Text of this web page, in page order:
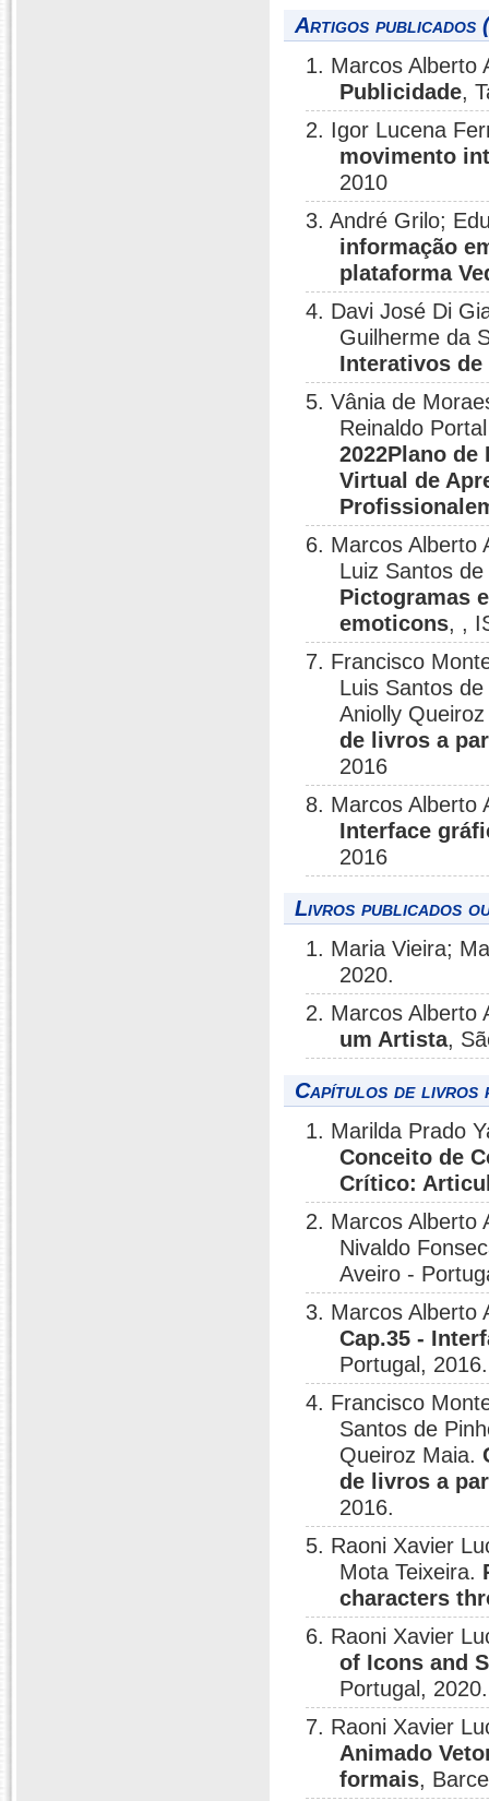
Artigos publicados
1. Marcos Alberto
Publicidade,
2. Igor Lucena
movimento
2010
3. André Grilo;
informação
plataforma
4. Davi José Di
Guilherme da
Interativos
5. Vânia de
Reinaldo
2022Plano
Virtual de
6. Marcos Alberto
Luiz Santos
Pictogramas
emoticons, ,
7. Francisco
Luis Santos
Aniolly
de livros a
2016
8. Marcos Alberto
Interface
2016
Livros publicados
1. Maria Vieira;
2020.
2. Marcos Alberto
um Artista,
Capítulos de livros
1. Marilda Prado
Conceito de
Crítico:
2. Marcos Alberto
Nivaldo
Aveiro -
3. Marcos Alberto
Cap.35 -
Portugal, 2016.
4. Francisco
Santos de
Queiroz Maia.
de livros a
2016.
5. Raoni Xavier
Mota Teixeira.
characters
6. Raoni Xavier
of Icons and
Portugal, 2020.
7. Raoni Xavier
Animado
formais,